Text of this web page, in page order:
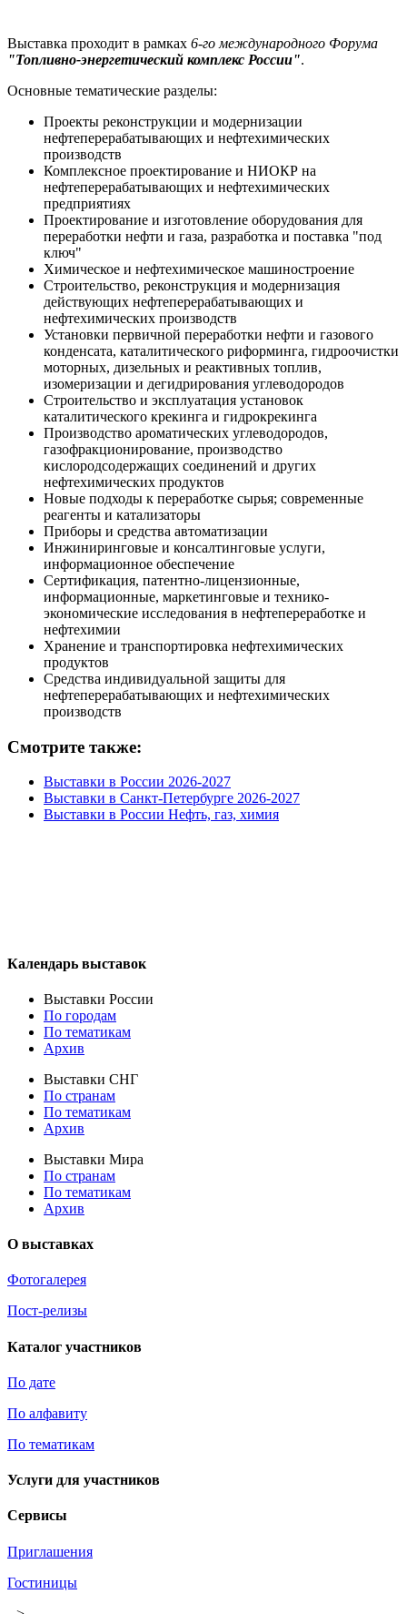
Выставка проходит в рамках 6-го международного Форума
"Топливно-энергетический комплекс России".
Основные тематические разделы:
Проекты реконструкции и модернизации
нефтеперерабатывающих и нефтехимических
производств
Комплексное проектирование и НИОКР на
нефтеперерабатывающих и нефтехимических
предприятиях
Проектирование и изготовление оборудования для
переработки нефти и газа, разработка и поставка "под
ключ"
Химическое и нефтехимическое машиностроение
Строительство, реконструкция и модернизация
действующих нефтеперерабатывающих и
нефтехимических производств
Установки первичной переработки нефти и газового
конденсата, каталитического риформинга, гидроочистки
моторных, дизельных и реактивных топлив,
изомеризации и дегидрирования углеводородов
Строительство и эксплуатация установок
каталитического крекинга и гидрокрекинга
Производство ароматических углеводородов,
газофракционирование, производство
кислородсодержащих соединений и других
нефтехимических продуктов
Новые подходы к переработке сырья; современные
реагенты и катализаторы
Приборы и средства автоматизации
Инжиниринговые и консалтинговые услуги,
информационное обеспечение
Сертификация, патентно-лицензионные,
информационные, маркетинговые и технико-
экономические исследования в нефтепереработке и
нефтехимии
Хранение и транспортировка нефтехимических
продуктов
Средства индивидуальной защиты для
нефтеперерабатывающих и нефтехимических
производств
Смотрите также:
Выставки в России 2026-2027
Выставки в Санкт-Петербурге 2026-2027
Выставки в России Нефть, газ, химия
Календарь выставок
Выставки России
По городам
По тематикам
Архив
Выставки СНГ
По странам
По тематикам
Архив
Выставки Мира
По странам
По тематикам
Архив
О выставках
Фотогалерея
Пост-релизы
Каталог участников
По дате
По алфавиту
По тематикам
Услуги для участников
Сервисы
Приглашения
Гостиницы